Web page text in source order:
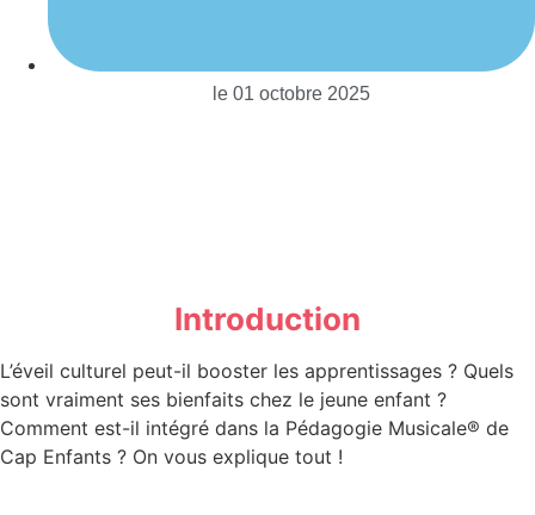
le 01 octobre 2025
Introduction
L’éveil culturel peut-il booster les apprentissages ? Quels
sont vraiment ses bienfaits chez le jeune enfant ?
Comment est-il intégré dans la Pédagogie Musicale® de
Cap Enfants ? On vous explique tout !